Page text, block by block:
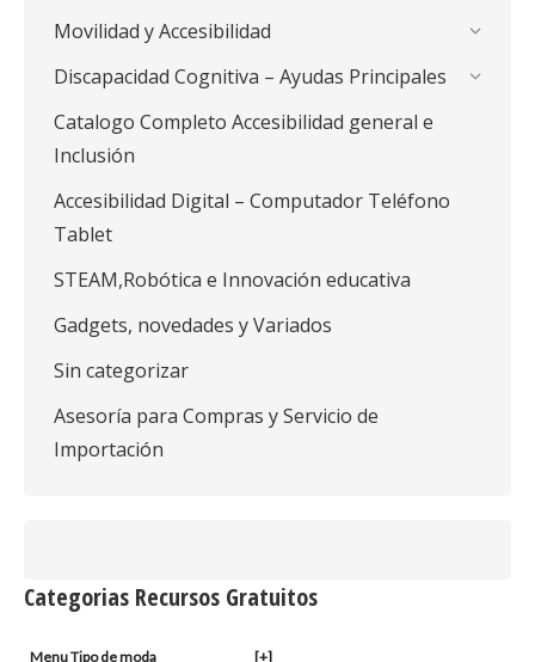
Movilidad y Accesibilidad
Discapacidad Cognitiva – Ayudas Principales
Catalogo Completo Accesibilidad general e
Inclusión
Accesibilidad Digital – Computador Teléfono
Tablet
STEAM,Robótica e Innovación educativa
Gadgets, novedades y Variados
Sin categorizar
Asesoría para Compras y Servicio de
Importación
Categorias Recursos Gratuitos
Menu Tipo de moda
[+]